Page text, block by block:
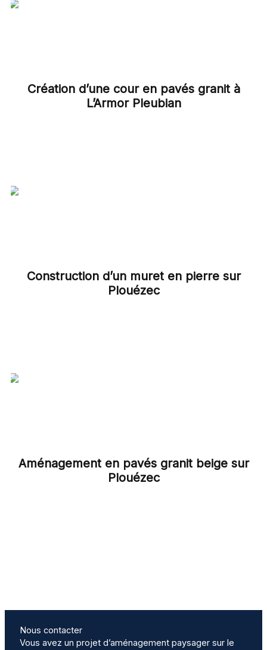
Création d’une cour en pavés granit à
L’Armor Pleubian
Construction d’un muret en pierre sur
Plouézec
Aménagement en pavés granit beige sur
Plouézec
Nous contacter
Vous avez un projet d’aménagement paysager sur le